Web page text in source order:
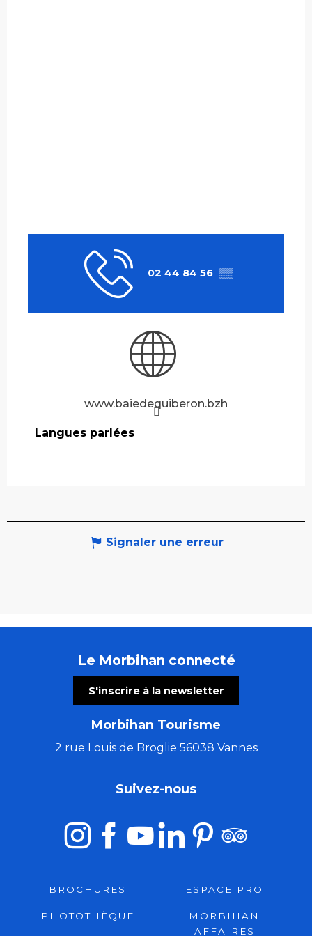
02 44 84 56 ▒▒
www.baiedequiberon.bzh
Langues parlées
Langues parlées
Signaler une erreur
Le Morbihan connecté
S'inscrire à la newsletter
Morbihan Tourisme
2 rue Louis de Broglie 56038 Vannes
Suivez-nous
BROCHURES ESPACE PRO
PHOTOTHÈQUE
MORBIHAN
AFFAIRES